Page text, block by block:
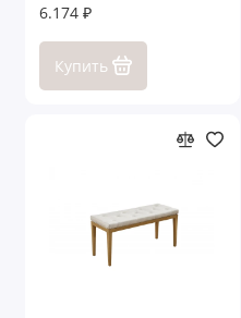
6.174 ₽
Купить